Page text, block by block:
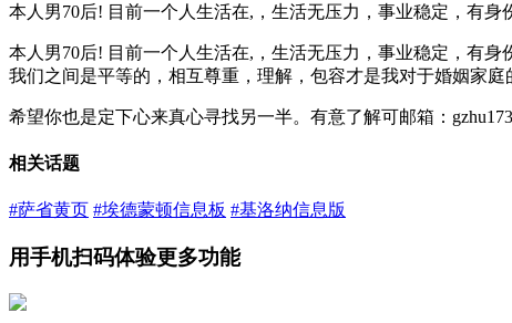
本人男70后! 目前一个人生活在,，生活无压力，事业稳定，有
本人男70后! 目前一个人生活在,，生活无压力，事业稳定，有
我们之间是平等的，相互尊重，理解，包容才是我对于婚姻家庭
希望你也是定下心来真心寻找另一半。有意了解可邮箱：
相关话题
#萨省黄页 #埃德蒙顿信息板 #基洛纳信息版
用手机扫码体验更多功能